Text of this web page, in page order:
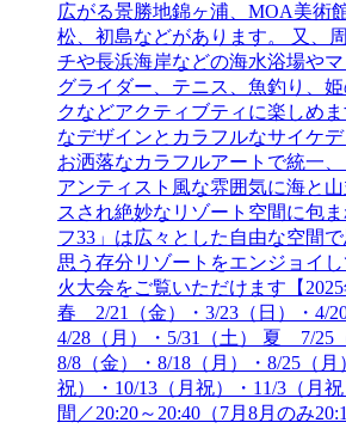
広がる景勝地錦ヶ浦、MOA美術
松、初島などがあります。 又、
チや長浜海岸などの海水浴場や
グライダー、テニス、魚釣り、
クなどアクティブティに楽しめ
なデザインとカラフルなサイケ
お洒落なカラフルアートで統一
アンティスト風な雰囲気に海と
スされ絶妙なリゾート空間に包
フ33」は広々とした自由な空間で
思う存分リゾートをエンジョイ
火大会をご覧いただけます【
春 2/21（金）・3/23（日）・4/
4/28（月）・5/31（土） 夏 7/25
8/8（金）・8/18（月）・8/25（
祝）・10/13（月祝）・11/3（月
間／20:20～20:40（7月8月のみ